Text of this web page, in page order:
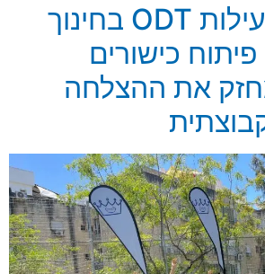
כוחה של פעילות ODT בחינוך
פיתוח כישורים
את ההצלחה